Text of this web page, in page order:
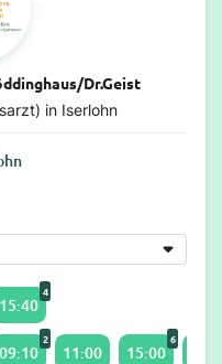
Dr.Geist
in Iserlohn
15:40
4
09:10
2
11:00 15:00
6